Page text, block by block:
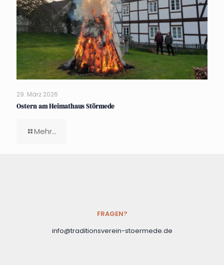
29. März 2026
Ostern am Heimathaus Störmede
Mehr...
FRAGEN?
info@traditionsverein-stoermede.de